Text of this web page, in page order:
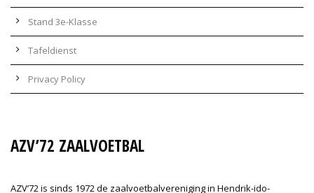
Stand 3e-Klasse
Tafeldienst
Privacy Policy
AZV’72 ZAALVOETBAL
AZV’72 is sinds 1972 de zaalvoetbalvereniging in Hendrik-ido-